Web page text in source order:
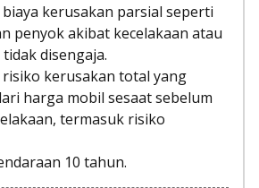
kerusakan parsial seperti
penyok akibat kecelakaan atau
disengaja.
kerusakan total yang
harga mobil sesaat sebelum
termasuk risiko
10 tahun.